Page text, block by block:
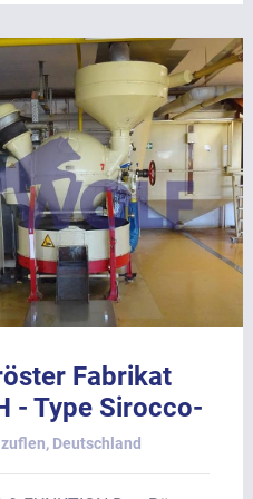
Fabrikat
- Type Sirocco-
Kühlschiff.
Deutschland